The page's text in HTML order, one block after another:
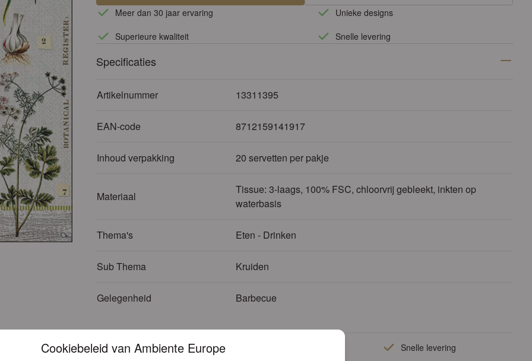
Cookiebeleid van Ambiente Europe
Meer dan 30 jaar ervaring
Unieke designs
Superieure kwaliteit
Snelle levering
Specificaties
Artikelnummer 13311395
EAN-code 8712159141917
Inhoud verpakking 20 servetten per pakje
Materiaal
Tissue: 3-laags, 100% FSC, chloorvrij gebleekt, inkten op
waterbasis
Thema's Eten - Drinken
Sub Thema Kruiden
Gelegenheid Barbecue
Unieke designs Superieure kwaliteit Snelle levering